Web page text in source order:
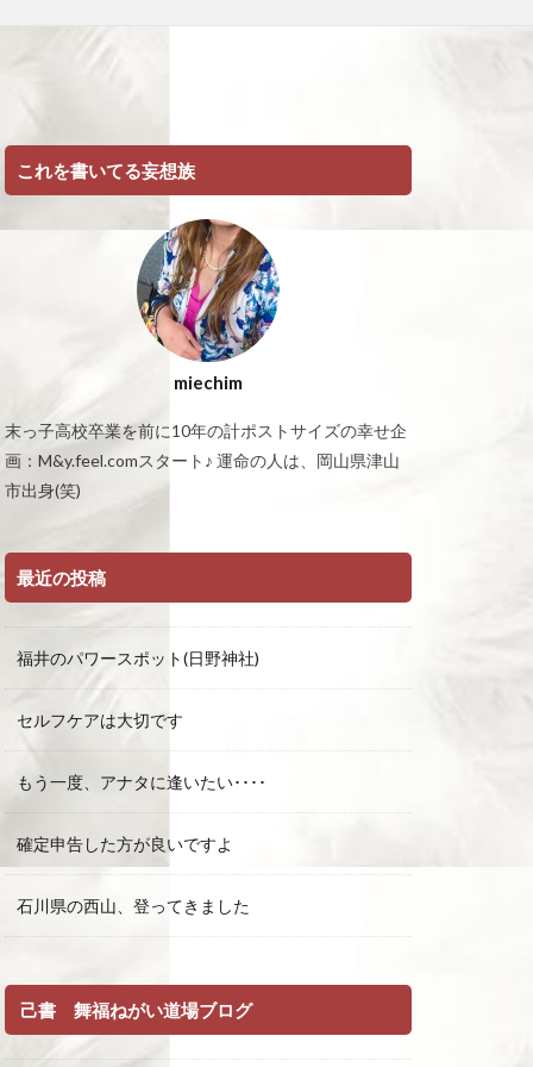
これを書いてる妄想族
miechim
末っ子高校卒業を前に10年の計ポストサイズの幸せ企
画：M&y.feel.comスタート♪ 運命の人は、岡山県津山
市出身(笑)
最近の投稿
福井のパワースポット(日野神社)
セルフケアは大切です
もう一度、アナタに逢いたい････
確定申告した方が良いですよ
石川県の西山、登ってきました
己書 舞福ねがい道場ブログ